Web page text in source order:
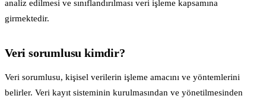
analiz edilmesi ve sınıflandırılması veri işleme kapsamına
girmektedir.
Veri sorumlusu kimdir?
Veri sorumlusu, kişisel verilerin işleme amacını ve yöntemlerini
belirler. Veri kayıt sisteminin kurulmasından ve yönetilmesinden